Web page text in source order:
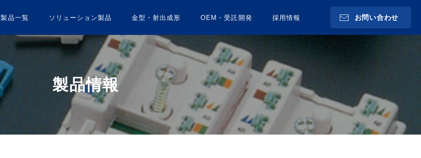
製品一覧 ソリューション製品 金型・射出成形 OEM・受託開発 採用情報 お問い合わせ
製品情報